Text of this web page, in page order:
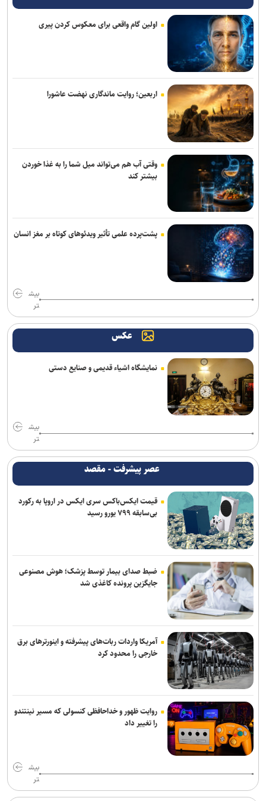
«آبجی‌ها و آقاجان» در تالار حافظ روی صحنه می‌رود
اربعین امسال جلوه‌ای از وفاداری امت اسلامی به قائد شهید بود
پیام تسلیت وزیر فرهنگ در پی درگذشت نویسنده پیشکسوت مطبوعات
«محمد حقیقی» درگذشت
اولین گام واقعی برای معکوس کردن پیری
اربعین؛ روایت ماندگاری نهضت عاشورا
وقتی آب هم می‌تواند میل شما را به غذا خوردن
بیشتر کند
پشت‌پرده علمی تأثیر ویدئو‌های کوتاه بر مغز انسان
بیش
تر
عکس
نمایشگاه اشیاء قدیمی و صنایع دستی
بیش
تر
عصر پیشرفت - مقصد
قیمت ایکس‌باکس سری ایکس در اروپا به رکورد
بی‌سابقه ۷۹۹ یورو رسید
ضبط صدای بیمار توسط پزشک؛ هوش مصنوعی
جایگزین پرونده کاغذی شد
آمریکا واردات ربات‌های پیشرفته و اینورترهای برق
خارجی را محدود کرد
روایت ظهور و خداحافظی کنسولی که مسیر نینتندو
را تغییر داد
بیش
تر